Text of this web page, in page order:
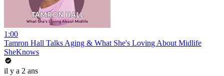
1:00
Tamron Hall Talks Aging & What She's Loving About Midlife
SheKnows
il y a 2 ans